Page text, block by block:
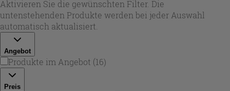
lebendige Lichtreflexe als auch matte Varianten für eine
ruhige, moderne Optik.
Aktivieren Sie die gewünschten Filter. Die
untenstehenden Produkte werden bei jeder Auswahl
automatisch aktualisiert.
Angebot
Produkte im Angebot (16)
Preis